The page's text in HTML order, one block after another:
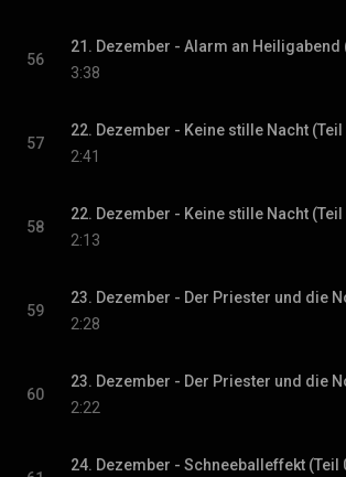
56
21. Dezember - Alarm an Heiligabend
3:38
57
22. Dezember - Keine stille Nacht (Teil
2:41
58
22. Dezember - Keine stille Nacht (Teil
2:13
59
23. Dezember - Der Priester und die
2:28
60
23. Dezember - Der Priester und die
2:22
24. Dezember - Schneeballeffekt (Teil